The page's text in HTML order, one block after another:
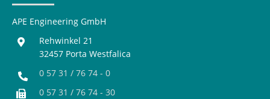
APE Engineering GmbH
Rehwinkel 21
32457 Porta Westfalica
0 57 31 / 76 74 - 0
0 57 31 / 76 74 - 30